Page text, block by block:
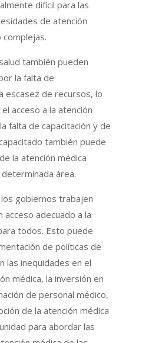
difícil para las
de atención
complejas.
también pueden
la falta de
escasez de recursos, lo
acceso a la atención
falta de capacitación y de
también puede
la atención médica
área.
gobiernos trabajen
acceso adecuado a la
todos. Esto puede
de políticas de
las inequidades en el
médica, la inversión en
de personal médico,
de la atención médica
para abordar las